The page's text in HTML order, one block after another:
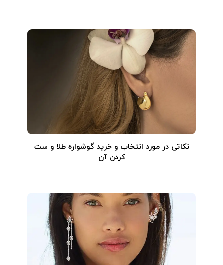
نکاتی در مورد انتخاب و خرید گوشواره طلا و ست
کردن آن